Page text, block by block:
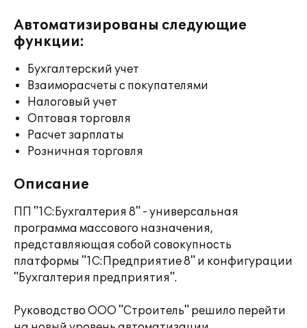
Автоматизированы следующие
функции:
Бухгалтерский учет
Взаиморасчеты с покупателями
Налоговый учет
Оптовая торговля
Расчет зарплаты
Розничная торговля
Описание
ПП "1С:Бухгалтерия 8" - универсальная
программа массового назначения,
представляющая собой совокупность
платформы "1С:Предприятие 8" и конфигурации
"Бухгалтерия предприятия".
Руководство ООО "Строитель" решило перейти